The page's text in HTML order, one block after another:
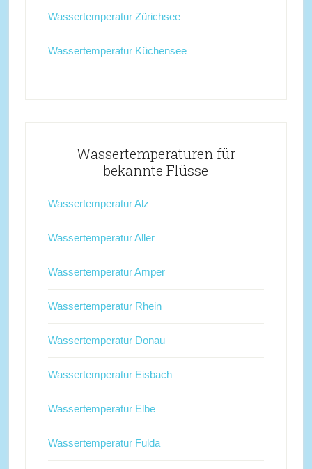
Wassertemperatur Zürichsee
Wassertemperatur Küchensee
Wassertemperaturen für
bekannte Flüsse
Wassertemperatur Alz
Wassertemperatur Aller
Wassertemperatur Amper
Wassertemperatur Rhein
Wassertemperatur Donau
Wassertemperatur Eisbach
Wassertemperatur Elbe
Wassertemperatur Fulda